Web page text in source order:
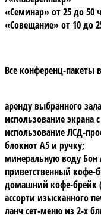
«Семинар» от 25 до 50
«Совещание» от 10 до
Все конференц-пакеты
аренду выбранного
использование
использование ЛСД-
блокнот А5 и ручку;
минеральную воду Бон
приветственный кофе-
домашний кофе-брейк
ассорти изысканного
ланч сет-меню из 2-х